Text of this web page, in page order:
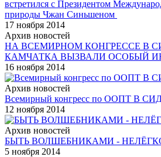
встретился с Президентом
природы Чжан Синьшеном
17 ноября 2014
Архив новостей
НА ВСЕМИРНОМ КОНГРЕССЕ В
КАМЧАТКА ВЫЗВАЛИ ОСОБЫЙ
16 ноября 2014
Архив новостей
Всемирный конгресс по ООПТ В
12 ноября 2014
Архив новостей
БЫТЬ ВОЛШЕБНИКАМИ -
5 ноября 2014